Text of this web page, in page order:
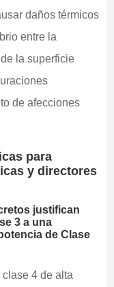
daños térmicos
entre la
la superficie
de afecciones
para
y directores
justifican
3 a una
de Clase
4 de alta